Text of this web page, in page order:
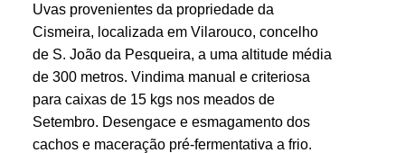
Uvas provenientes da propriedade da
Cismeira, localizada em Vilarouco, concelho
de S. João da Pesqueira, a uma altitude média
de 300 metros. Vindima manual e criteriosa
para caixas de 15 kgs nos meados de
Setembro. Desengace e esmagamento dos
cachos e maceração pré-fermentativa a frio.